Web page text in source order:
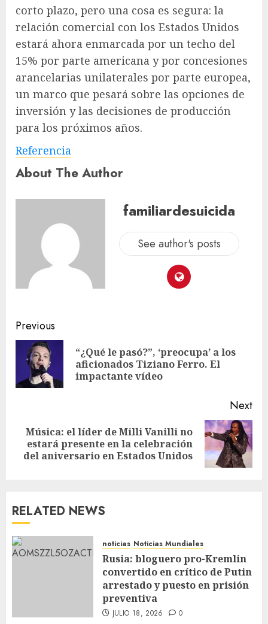
corto plazo, pero una cosa es segura: la
relación comercial con los Estados Unidos
estará ahora enmarcada por un techo del
15% por parte americana y por concesiones
arancelarias unilaterales por parte europea,
un marco que pesará sobre las opciones de
inversión y las decisiones de producción
para los próximos años.
Referencia
About The Author
familiardesuicida
See author's posts
Previous
“¿Qué le pasó?”, ‘preocupa’ a los
aficionados Tiziano Ferro. El
impactante vídeo
Next
Música: el líder de Milli Vanilli no
estará presente en la celebración
del aniversario en Estados Unidos
RELATED NEWS
noticias Noticias Mundiales
Rusia: bloguero pro-Kremlin
convertido en crítico de Putin
arrestado y puesto en prisión
preventiva
JULIO 18, 2026 0